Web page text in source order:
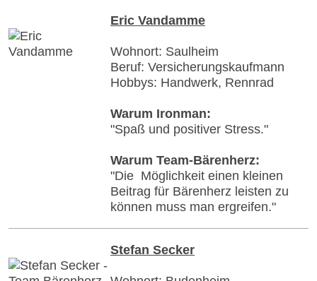
Eric Vandamme
Wohnort: Saulheim
Beruf: Versicherungskaufmann
Hobbys: Handwerk, Rennrad
Warum Ironman:
"Spaß und positiver Stress."
Warum Team-Bärenherz:
"Die Möglichkeit einen kleinen
Beitrag für Bärenherz leisten zu
können muss man ergreifen."
Stefan Secker